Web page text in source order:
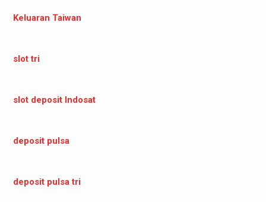
Keluaran Taiwan
slot tri
slot deposit Indosat
deposit pulsa
deposit pulsa tri